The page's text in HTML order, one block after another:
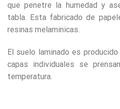
que penetre la humedad y
tabla. Esta fabricado de
resinas melaminicas.
El suelo laminado es
capas individuales se
temperatura.